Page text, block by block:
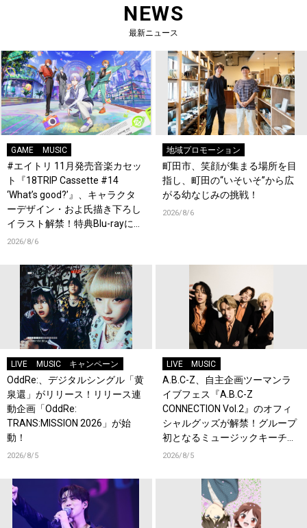
NEWS
最新ニュース
GAME MUSIC
#エイトリ 11月発売音楽カセッ
ト『18TRIP Cassette #14
‘What’s good?’』、キャラクタ
ーデザイン・およ氏描き下ろし
イラスト解禁！特典Blu-rayには
『HAMAツアーズ全体会議』が
2026/8/6
地域プロモーション
町田市、笑顔が集まる場所を目
指し、町田の“いそいそ”から広
がる幼なじみの挑戦！
2026/8/6
LIVE MUSIC キャンペーン
OddRe:、デジタルシングル「黄
泉還」がリリース！リリース連
動企画「OddRe:
TRANS:MISSION 2026」が始
動！
2026/8/5
LIVE MUSIC
A.B.C-Z、自主企画ツーマンラ
イブフェス『A.B.C-Z
CONNECTION Vol.2』のオフィ
シャルグッズが解禁！グループ
初となるミュージックキーチェ
ーンが登場！
2026/8/5